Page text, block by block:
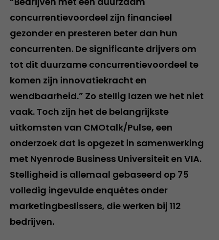
concurrentievoordeel zijn financieel
gezonder en presteren beter dan hun
concurrenten. De significante drijvers om
tot dit duurzame concurrentievoordeel te
komen zijn innovatiekracht en
wendbaarheid.” Zo stellig lazen we het niet
vaak. Toch zijn het de belangrijkste
uitkomsten van CMOtalk/Pulse, een
onderzoek dat is opgezet in samenwerking
met Nyenrode Business Universiteit en VIA.
Stelligheid is allemaal gebaseerd op 75
volledig ingevulde enquêtes onder
marketingbeslissers, die werken bij 112
bedrijven.